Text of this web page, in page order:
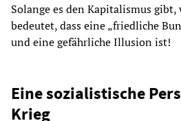
Solange es den Kapitalismus gibt,
bedeutet, dass eine „friedliche
und eine gefährliche Illusion ist!
Eine sozialistische
Krieg